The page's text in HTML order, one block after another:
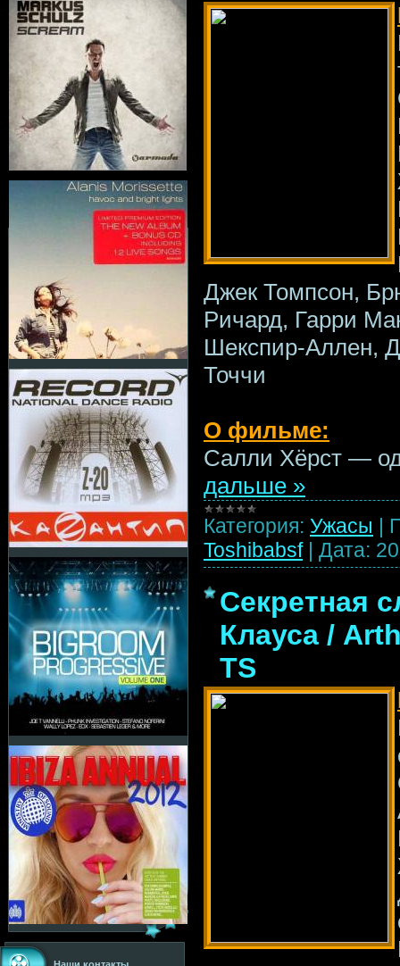
Джек Томпсон,
Ричард, Гарри
Шекспир-Аллен,
Точчи
О фильме:
Салли Хёрст —
дальше »
Категория: Ужасы |
Toshibabsf | Дата:
Секретная
Клауса /
TS